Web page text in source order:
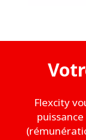
Flexcity